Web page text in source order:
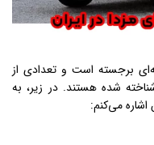
برجسته است و تعدادی از
شده هستند. در زیر، به
اشاره می‌کنم: